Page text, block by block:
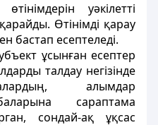
уәкілетті
Өтінімді қарау
бастап есептеледі.
ұсынған есептер
талдау негізінде
алымдар
сараптама
сондай-ақ ұқсас